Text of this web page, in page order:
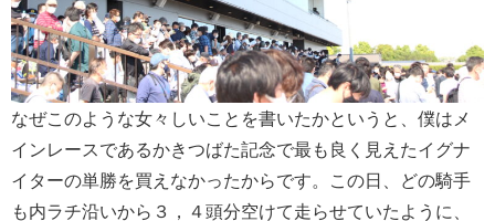
なぜこのような女々しいことを書いたかというと、僕はメ
インレースであるかきつばた記念で最も良く見えたイグナ
イターの単勝を買えなかったからです。この日、どの騎手
も内ラチ沿いから３，４頭分空けて走らせていたように、